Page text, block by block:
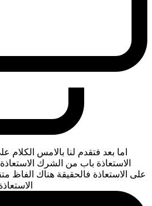
اما بعد فتقدم لنا بالامس الكلام
الاستعاذة باب من الشرك الاستعاذة
على الاستعاذة فالحقيقة هناك الفاظ